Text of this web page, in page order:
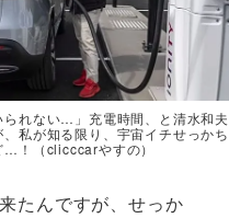
られない…」充電時間、と清水和夫
私が知る限り、宇宙イチせっかち
！（clicccarやすの）
たんですが、せっか